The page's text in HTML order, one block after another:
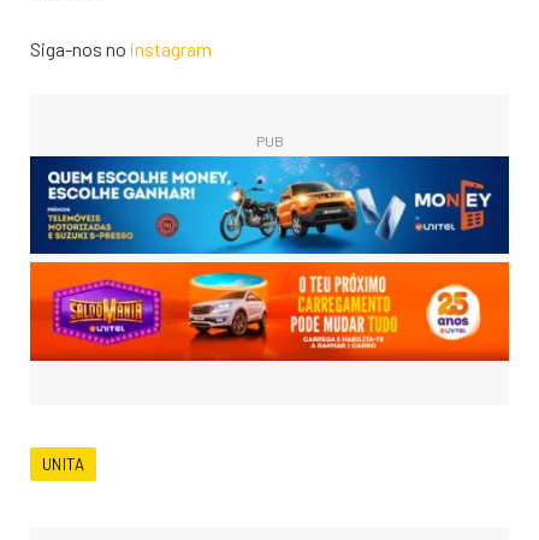
Siga-nos no instagram
PUB
UNITA